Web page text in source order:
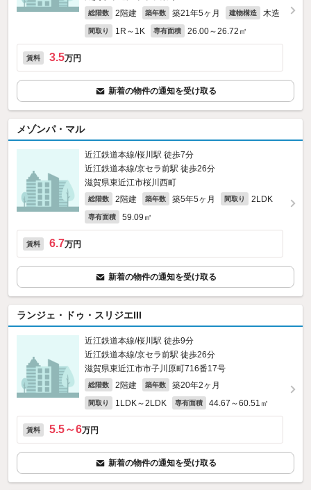
総階数 2階建 築年数 築21年5ヶ月 建物構造 木造
間取り 1R～1K 専有面積 26.00～26.72㎡
賃料 3.5万円
新着の物件の通知を受け取る
メゾンパ・マル
近江鉄道本線/桜川駅 徒歩7分
近江鉄道本線/京セラ前駅 徒歩26分
滋賀県東近江市桜川西町
総階数 2階建 築年数 築5年5ヶ月 間取り 2LDK
専有面積 59.09㎡
賃料 6.7万円
新着の物件の通知を受け取る
ランジェ・ドゥ・スリジエIII
近江鉄道本線/桜川駅 徒歩9分
近江鉄道本線/京セラ前駅 徒歩26分
滋賀県東近江市市子川原町716番17号
総階数 2階建 築年数 築20年2ヶ月
間取り 1LDK～2LDK 専有面積 44.67～60.51㎡
賃料 5.5～6万円
新着の物件の通知を受け取る